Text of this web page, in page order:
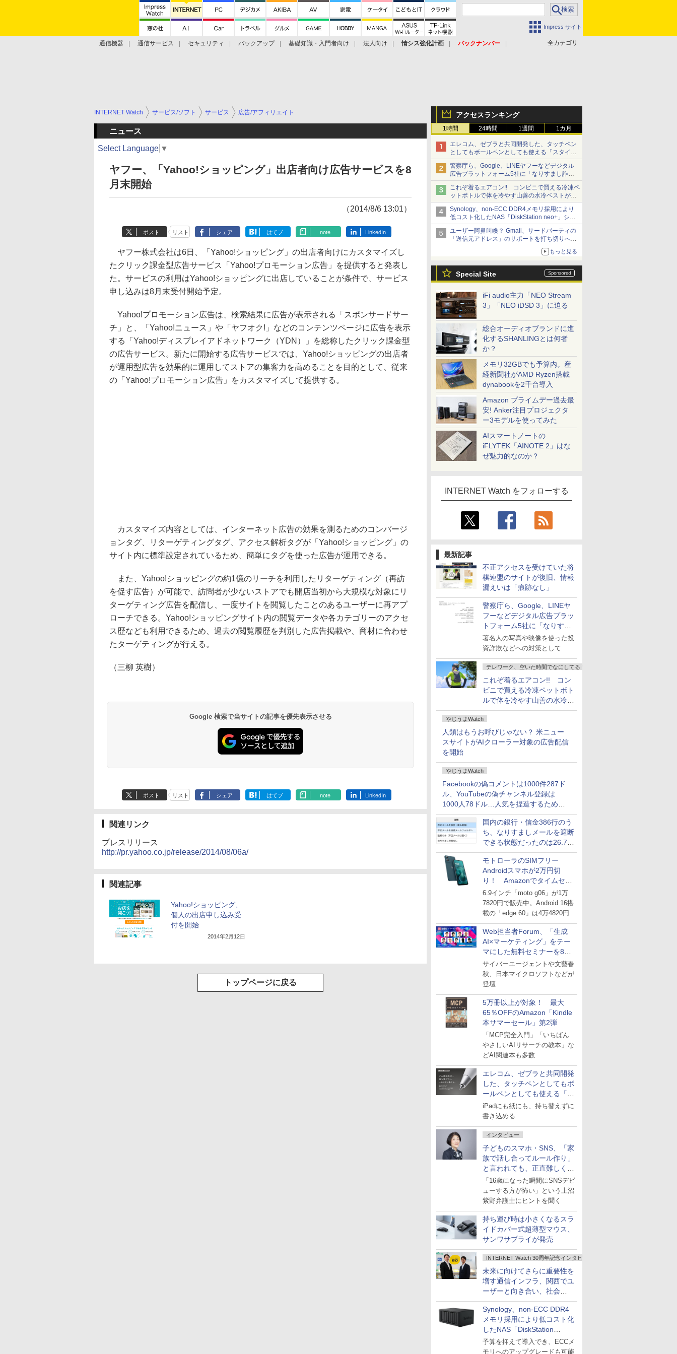
Impress サイト
全カテゴリ
通信機器 通信サービス セキュリティ バックアップ 基礎知識・入門者向け 法人向け 情シス強化計画
バックナンバー
アクセスランキング
1時間 24時間 1週間 1カ月
エレコム、ゼブラと共同開発した、タッチペン
としてもボールペンとしても使える「スタイラ
スツーウェイ」発売 iPadにも紙にも、持ち替
えずに書き込める
警察庁ら、Google、LINEヤフーなどデジタル
広告プラットフォーム5社に「なりすまし詐欺
広告」対策強化を要請 著名人の写真や映像を
使った投資詐欺などへの対策として
これぞ着るエアコン!! コンビニで買える冷凍ペ
ットボトルで体を冷やす山善の水冷ベストがロ
ードバイクにちょうどいい【ぼっち・ざ・ろー
ど！その14】【空いた時間でなにしてる？】
Synology、non-ECC DDR4メモリ採用により
低コスト化したNAS「DiskStation neo+」シリ
ーズ 予算を抑えて導入でき、ECCメモリへの
アップグレードも可能
ユーザー阿鼻叫喚？ Gmail、サードパーティの
「送信元アドレス」のサポートを打ち切りへ
もっと見る
Special Site
iFi audio主力「NEO Stream
3」「NEO iDSD 3」に迫る
総合オーディオブランドに進
化するSHANLINGとは何者
か？
メモリ32GBでも予算内。産
経新聞社がAMD Ryzen搭載
dynabookを2千台導入
Amazon プライムデー過去最
安! Anker注目プロジェクタ
ー3モデルを使ってみた
AIスマートノートの
iFLYTEK「AINOTE 2」はな
ぜ魅力的なのか？
INTERNET Watch をフォローする
最新記事
不正アクセスを受けていた将
棋連盟のサイトが復旧、情報
漏えいは「痕跡なし」
警察庁ら、Google、LINEヤ
フーなどデジタル広告プラッ
トフォーム5社に「なりすま
し詐欺広告」対策強化を要請
著名人の写真や映像を使った投
資詐欺などへの対策として
テレワーク、空いた時間でなにしてる？
これぞ着るエアコン!! コン
ビニで買える冷凍ペットボト
ルで体を冷やす山善の水冷ベ
ストがロードバイクにちょう
どいい【ぼっち・ざ・ろー
ど！その14】
やじうまWatch
人類はもうお呼びじゃない？ 米ニュー
スサイトがAIクローラー対象の広告配信
を開始
やじうまWatch
Facebookの偽コメントは1000件287ド
ル、YouTubeの偽チャンネル登録は
1000人78ドル…人気を捏造するための
価格リストが公開中
国内の銀行・信金386行のう
ち、なりすましメールを遮断
できる状態だったのは26.7％
にとどまる～GMOブランド
セキュリティ調査
モトローラのSIMフリー
Androidスマホが2万円切
り！ Amazonでタイムセー
ル
6.9インチ「moto g06」が1万
7820円で販売中。Android 16搭
載の「edge 60」は4万4820円
Web担当者Forum、「生成
AI×マーケティング」をテー
マにした無料セミナーを8月
27日にオンライン開催
サイバーエージェントや文藝春
秋、日本マイクロソフトなどが
登壇
5万冊以上が対象！ 最大
65％OFFのAmazon「Kindle
本サマーセール」第2弾
「MCP完全入門」「いちばん
やさしいAIリサーチの教本」な
どAI関連本も多数
エレコム、ゼブラと共同開発
した、タッチペンとしてもボ
ールペンとしても使える「ス
タイラスツーウェイ」発売
iPadにも紙にも、持ち替えずに
書き込める
インタビュー
子どものスマホ・SNS、「家
族で話し合ってルール作り」
と言われても、正直難しくな
いですか？
「16歳になった瞬間にSNSデビ
ューする方が怖い」という上沼
紫野弁護士にヒントを聞く
持ち運び時は小さくなるスラ
イドカバー式超薄型マウス、
サンワサプライが発売
INTERNET Watch 30周年記念インタビュー
未来に向けてさらに重要性を
増す通信インフラ、関西でユ
ーザーと向き合い、社会
の“あたらしい”を起動し続け
る～オプテージ
Synology、non-ECC DDR4
メモリ採用により低コスト化
したNAS「DiskStation
neo+」シリーズ
予算を抑えて導入でき、ECCメ
モリへのアップグレードも可能
INTERNET Watch サービス/ソフト サービス 広告/アフィリエイト
ニュース
Select Language ▼
ヤフー、「Yahoo!ショッピング」出店者向け広告サービスを8
月末開始
（2014/8/6 13:01）
ポスト リスト シェア はてブ note LinkedIn
ヤフー株式会社は6日、「Yahoo!ショッピング」の出店者向けにカスタマイズし
たクリック課金型広告サービス「Yahoo!プロモーション広告」を提供すると発表し
た。サービスの利用はYahoo!ショッピングに出店していることが条件で、サービス
申し込みは8月末受付開始予定。
Yahoo!プロモーション広告は、検索結果に広告が表示される「スポンサードサー
チ」と、「Yahoo!ニュース」や「ヤフオク!」などのコンテンツページに広告を表示
する「Yahoo!ディスプレイアドネットワーク（YDN）」を総称したクリック課金型
の広告サービス。新たに開始する広告サービスでは、Yahoo!ショッピングの出店者
が運用型広告を効果的に運用してストアの集客力を高めることを目的として、従来
の「Yahoo!プロモーション広告」をカスタマイズして提供する。
カスタマイズ内容としては、インターネット広告の効果を測るためのコンバージ
ョンタグ、リターゲティングタグ、アクセス解析タグが「Yahoo!ショッピング」の
サイト内に標準設定されているため、簡単にタグを使った広告が運用できる。
また、Yahoo!ショッピングの約1億のリーチを利用したリターゲティング（再訪
を促す広告）が可能で、訪問者が少ないストアでも開店当初から大規模な対象にリ
ターゲティング広告を配信し、一度サイトを閲覧したことのあるユーザーに再アプ
ローチできる。Yahoo!ショッピングサイト内の閲覧データや各カテゴリーのアクセ
ス歴なども利用できるため、過去の閲覧履歴を判別した広告掲載や、商材に合わせ
たターゲティングが行える。
（三柳 英樹）
Google 検索で当サイトの記事を優先表示させる
ポスト リスト シェア はてブ note LinkedIn
関連リンク
プレスリリース
http://pr.yahoo.co.jp/release/2014/08/06a/
関連記事
Yahoo!ショッピング、
個人の出店申し込み受
付を開始
2014年2月12日
トップページに戻る